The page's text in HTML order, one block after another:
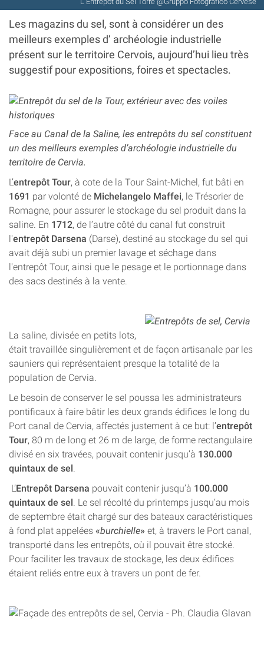
Les magazins du sel, sont à considérer un des
meilleurs exemples d’ archéologie industrielle
présent sur le territoire Cervois, aujourd’hui lieu très
suggestif pour expositions, foires et spectacles.
Face au Canal de la Saline, les entrepôts du sel constituent
un des meilleurs exemples d’archéologie industrielle du
territoire de Cervia.
L’entrepôt Tour, à cote de la Tour Saint-Michel, fut bâti en
1691 par volonté de Michelangelo Maffei, le Trésorier de
Romagne, pour assurer le stockage du sel produit dans la
saline. En 1712, de l’autre côté du canal fut construit
l'entrepôt Darsena (Darse), destiné au stockage du sel qui
avait déjà subi un premier lavage et séchage dans
l'entrepôt Tour, ainsi que le pesage et le portionnage dans
des sacs destinés à la vente.
La saline, divisée en petits lots,
était travaillée singulièrement et de façon artisanale par les
sauniers qui représentaient presque la totalité de la
population de Cervia.
Le besoin de conserver le sel poussa les administrateurs
pontificaux à faire bâtir les deux grands édifices le long du
Port canal de Cervia, affectés justement à ce but: l’entrepôt
Tour, 80 m de long et 26 m de large, de forme rectangulaire
divisé en six travées, pouvait contenir jusqu’à 130.000
quintaux de sel
L’Entrepôt Darsena pouvait contenir jusqu’à 100.000
quintaux de sel . Le sel récolté du printemps jusqu’au mois
de septembre était chargé sur des bateaux caractéristiques
à fond plat appelées «burchielle» et, à travers le Port canal,
transporté dans les entrepôts, où il pouvait être stocké.
Pour faciliter les travaux de stockage, les deux édifices
étaient reliés entre eux à travers un pont de fer.